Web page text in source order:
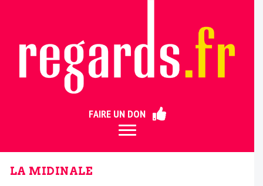
FAIRE UN DON
LA MIDINALE